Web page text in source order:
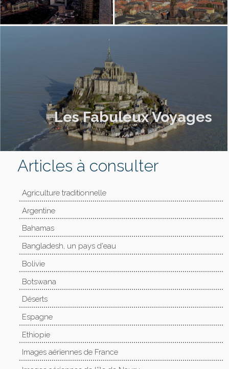
Les Fabuleux Voyages
Articles à consulter
Agriculture traditionnelle
Argentine
Bahamas
Bangladesh, un pays d'eau
Bolivie
Botswana
Déserts
Espagne
Ethiopie
Images aériennes de France